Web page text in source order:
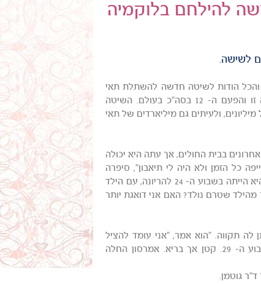
להילחם בלוקמיה
לשישה.
והכל הודות לשיטה חדשה להשתלת תאי
גזע מדם טבורי. זוהי הפעם הראשונה בקולוראדו שנעשה שימוש בשיטה זו והפעם ה- 12 בסה"כ בעולם. השיטה
ולעיתים גם מיליארדים של תאי
הציל את חייה. היא בילתה את 12 השבועות האחרונים בבית החולים, אך עתה היא יכולה
כל הזמן ולא היה לי תיאבון", סיפרה
אמרסון. התשישות שלה נבעה מלוקמיה והיא נזקקה לטיפול מיידי. אלא שהיא הייתה בשבוע ה- 24 להריונה, עם הילד
שטרם נולד? האם אני דואגת יותר
לה תקווה. "הוא אמר, "אני עומד להציל
אותך ואני עומד להציל את התינוק שלך", סיפרה אמרסון. רונין נולד בשבוע ה- 29. קטן אך בריא. אמרסון החלה
ד"ר גוטמן.